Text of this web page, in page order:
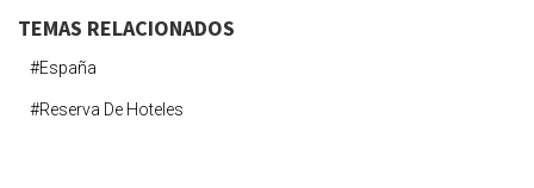
TEMAS RELACIONADOS
#españa
#reserva De Hoteles